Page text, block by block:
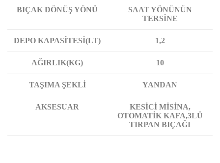
BIÇAK DÖNÜŞ YÖNÜ
SAAT YÖNÜNÜN
TERSİNE
DEPO KAPASİTESİ(LT) 1,2
AĞIRLIK(KG) 10
TAŞIMA ŞEKLİ YANDAN
AKSESUAR
KESİCİ MİSİNA,
OTOMATİK KAFA,3LÜ
TIRPAN BIÇAĞI